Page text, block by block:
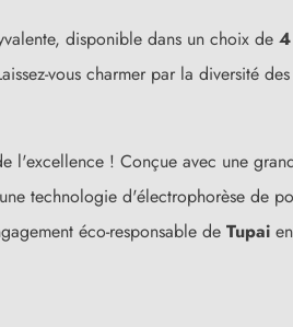
disponible dans un choix de
vous charmer par la diversité
l'excellence ! Conçue avec une
technologie d'électrophorèse de
éco-responsable de Tupai